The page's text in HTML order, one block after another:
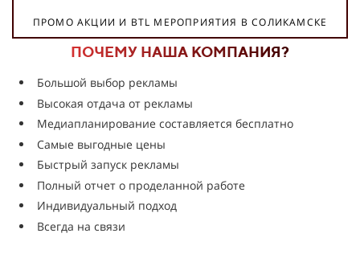
ПРОМО АКЦИИ И BTL МЕРОПРИЯТИЯ В СОЛИКАМСКЕ
ПОЧЕМУ НАША КОМПАНИЯ?
Большой выбор рекламы
Высокая отдача от рекламы
Медиапланирование составляется бесплатно
Самые выгодные цены
Быстрый запуск рекламы
Полный отчет о проделанной работе
Индивидуальный подход
Всегда на связи